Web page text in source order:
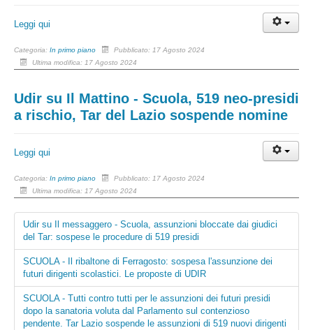
Leggi qui
Categoria: In primo piano
Pubblicato: 17 Agosto 2024
Ultima modifica: 17 Agosto 2024
Udir su Il Mattino - Scuola, 519 neo-presidi
a rischio, Tar del Lazio sospende nomine
Leggi qui
Categoria: In primo piano
Pubblicato: 17 Agosto 2024
Ultima modifica: 17 Agosto 2024
Udir su Il messaggero - Scuola, assunzioni bloccate dai giudici
del Tar: sospese le procedure di 519 presidi
SCUOLA - Il ribaltone di Ferragosto: sospesa l'assunzione dei
futuri dirigenti scolastici. Le proposte di UDIR
SCUOLA - Tutti contro tutti per le assunzioni dei futuri presidi
dopo la sanatoria voluta dal Parlamento sul contenzioso
pendente. Tar Lazio sospende le assunzioni di 519 nuovi dirigenti